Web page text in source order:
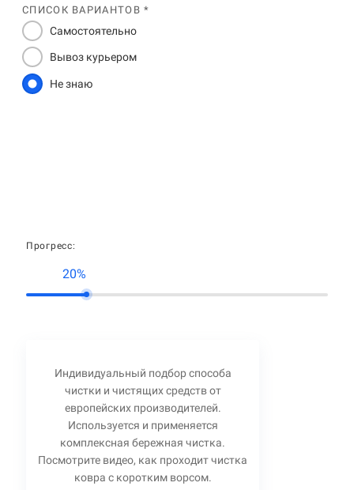
СПИСОК ВАРИАНТОВ *
Самостоятельно
Вывоз курьером
Не знаю
Прогресс:
20%
Индивидуальный подбор способа
чистки и чистящих средств от
европейских производителей.
Используется и применяется
комплексная бережная чистка.
Посмотрите видео, как проходит чистка
ковра с коротким ворсом.